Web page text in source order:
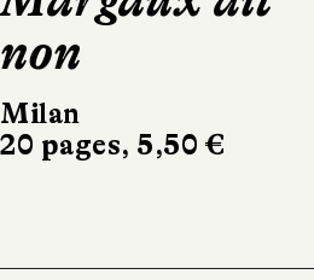
les règles
Milan
22 pages, 5,50 €